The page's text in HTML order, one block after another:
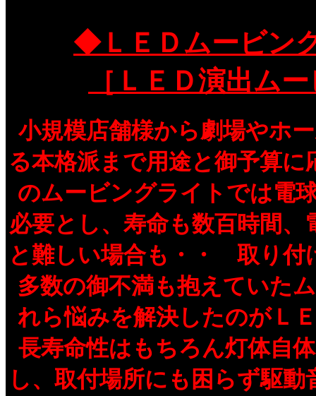
◆ＬＥＤムービン
［ＬＥＤ演出ム
小規模店舗様から劇場やホ
る本格派まで用途と御予算
のムービングライトでは電
必要とし、寿命も数百時間
と難しい場合も・・ 取り付
多数の御不満も抱えていた
れら悩みを解決したのがＬ
長寿命性はもちろん灯体自
し、取付場所にも困らず駆